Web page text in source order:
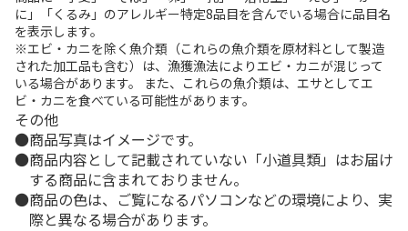
に」「くるみ」のアレルギー特定8品目を含んでいる場合に品目名
を表示します。
※エビ・カニを除く魚介類（これらの魚介類を原材料として製造
された加工品も含む）は、漁獲漁法によりエビ・カニが混じって
いる場合があります。 また、これらの魚介類は、エサとしてエ
ビ・カニを食べている可能性があります。
その他
商品写真はイメージです。
商品内容として記載されていない「小道具類」はお届け
する商品に含まれておりません。
商品の色は、ご覧になるパソコンなどの環境により、実
際と異なる場合があります。